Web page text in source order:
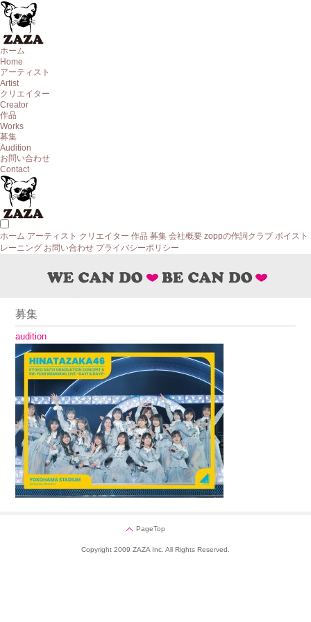
ホーム
Home
アーティスト
Artist
クリエイター
Creator
作品
Works
募集
Audition
お問い合わせ
Contact
ホーム アーティスト クリエイター 作品 募集 会社概要 zoppの作詞クラブ ボイスト
レーニング お問い合わせ プライバシーポリシー
募集
audition
PageTop
Copyright 2009 ZAZA Inc. All Rights Reserved.